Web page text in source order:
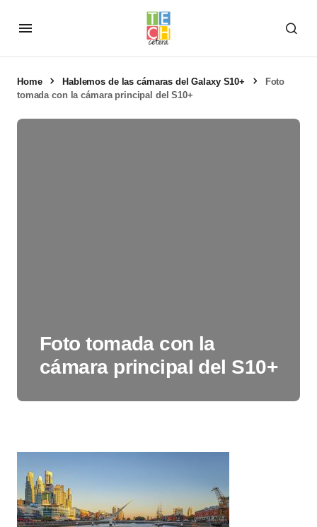
Home Hablemos de las cámaras del Galaxy S10+
Foto
tomada con la cámara principal del S10+
Foto tomada con la
cámara principal del S10+